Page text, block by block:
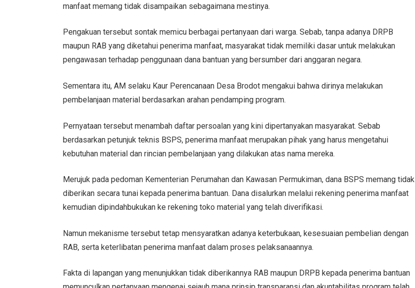
manfaat memang tidak disampaikan sebagaimana mestinya.
Pengakuan tersebut sontak memicu berbagai pertanyaan dari warga. Sebab, tanpa adanya DRPB
maupun RAB yang diketahui penerima manfaat, masyarakat tidak memiliki dasar untuk melakukan
pengawasan terhadap penggunaan dana bantuan yang bersumber dari anggaran negara.
Sementara itu, AM selaku Kaur Perencanaan Desa Brodot mengakui bahwa dirinya melakukan
pembelanjaan material berdasarkan arahan pendamping program.
Pernyataan tersebut menambah daftar persoalan yang kini dipertanyakan masyarakat. Sebab
berdasarkan petunjuk teknis BSPS, penerima manfaat merupakan pihak yang harus mengetahui
kebutuhan material dan rincian pembelanjaan yang dilakukan atas nama mereka.
Merujuk pada pedoman Kementerian Perumahan dan Kawasan Permukiman, dana BSPS memang tidak
diberikan secara tunai kepada penerima bantuan. Dana disalurkan melalui rekening penerima manfaat
kemudian dipindahbukukan ke rekening toko material yang telah diverifikasi.
Namun mekanisme tersebut tetap mensyaratkan adanya keterbukaan, kesesuaian pembelian dengan
RAB, serta keterlibatan penerima manfaat dalam proses pelaksanaannya.
Fakta di lapangan yang menunjukkan tidak diberikannya RAB maupun DRPB kepada penerima bantuan